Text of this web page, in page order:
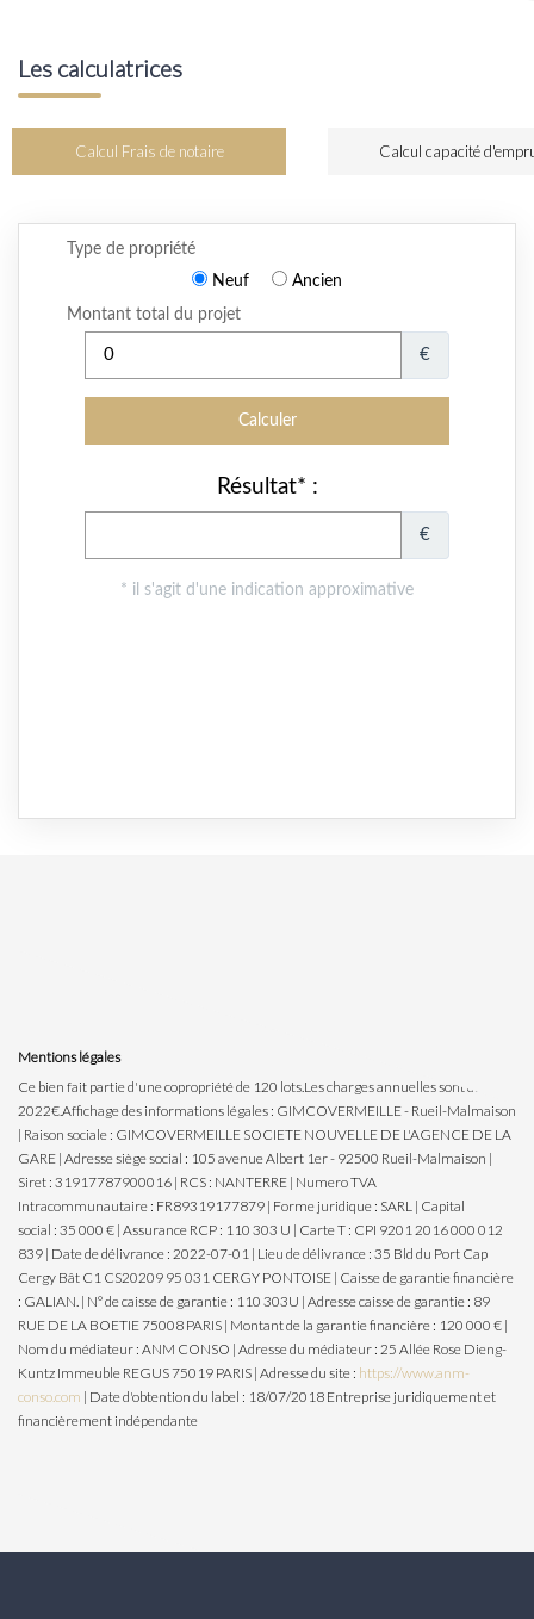
Les calculatrices
Calcul Frais de notaire Calcul capacité
Mentions légales
Ce bien fait partie d'une copropriété de 120 lots.Les charges annuelles sont de
2022€.Affichage des informations légales : GIMCOVERMEILLE - Rueil-Malmaison
| Raison sociale : GIMCOVERMEILLE SOCIETE NOUVELLE DE L'AGENCE DE LA
GARE | Adresse siège social : 105 avenue Albert 1er - 92500 Rueil-Malmaison |
Siret : 31917787900016 | RCS : NANTERRE | Numero TVA
Intracommunautaire : FR89319177879 | Forme juridique : SARL | Capital
social : 35 000 € | Assurance RCP : 110 303 U | Carte T : CPI 9201 2016 000 012
839 | Date de délivrance : 2022-07-01 | Lieu de délivrance : 35 Bld du Port Cap
Cergy Bât C1 CS20209 95 031 CERGY PONTOISE | Caisse de garantie financière
: GALIAN. | N° de caisse de garantie : 110 303U | Adresse caisse de garantie : 89
RUE DE LA BOETIE 75008 PARIS | Montant de la garantie financière : 120 000 € |
Nom du médiateur : ANM CONSO | Adresse du médiateur : 25 Allée Rose Dieng-
Kuntz Immeuble REGUS 75019 PARIS | Adresse du site : https://www.anm-
conso.com | Date d'obtention du label : 18/07/2018 Entreprise juridiquement et
financièrement indépendante